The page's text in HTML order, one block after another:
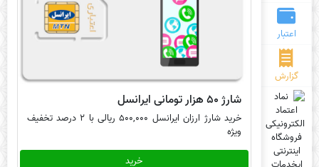
اعتبار
گزارش
شارژ 50 هزار تومانی ایرانسل
خرید شارژ ارزان ایرانسل 500,000 ریالی با 2 درصد تخفیف
ویژه
خرید